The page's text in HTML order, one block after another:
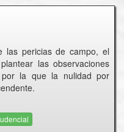
las pericias de campo, el
las observaciones
la que la nulidad por